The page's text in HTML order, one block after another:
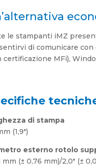
le stampanti iMZ
di comunicare
certificazione MFi),
di stampa
(1,9″)
esterno rotolo
mm (± 0,76 mm)/2,0″ (±